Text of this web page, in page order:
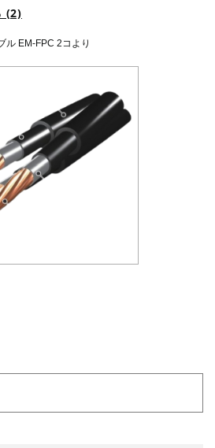
(2)
ル EM-FPC 2コより